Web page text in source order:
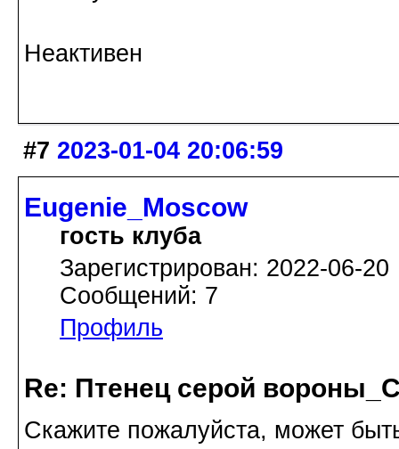
Неактивен
#7 2023-01-04 20:06:59
Eugenie_Moscow
гость клуба
Зарегистрирован: 2022-06-20
Сообщений: 7
Профиль
Re: Птенец серой
Скажите пожалуйста, может